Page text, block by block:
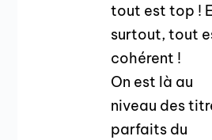
tout est top !
surtout, tout
cohérent !
On est là au
niveau des
parfaits du